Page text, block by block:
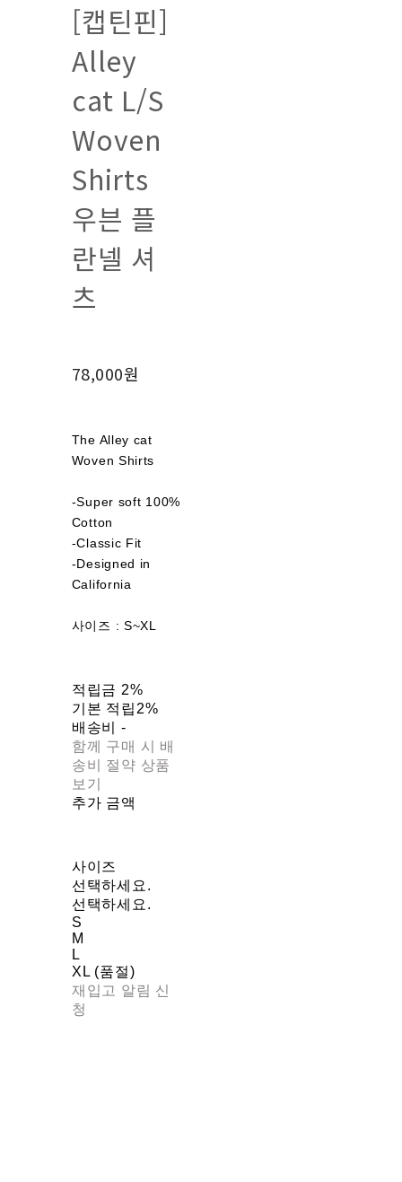
[캡틴핀]
Alley
cat L/S
Woven
Shirts
우븐 플
란넬 셔
츠
78,000원
The Alley cat
Woven Shirts
-Super soft 100%
Cotton
-Classic Fit
-Designed in
California
사이즈 : S~XL
적립금 2%
기본 적립 2%
배송비 -
함께 구매 시 배
송비 절약 상품
보기
추가 금액
사이즈
선택하세요.
선택하세요.
S
M
L
XL (품절)
재입고 알림 신
청